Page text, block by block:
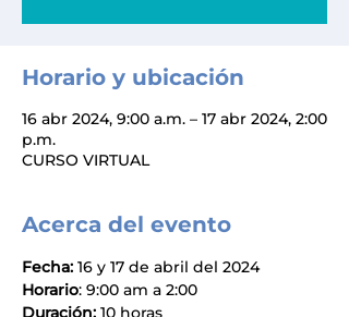
Horario y ubicación
16 abr 2024, 9:00 a.m. – 17 abr 2024, 2:00
p.m.
CURSO VIRTUAL
Acerca del evento
Fecha: 16 y 17 de abril del 2024
Horario: 9:00 am a 2:00
Duración: 10 horas